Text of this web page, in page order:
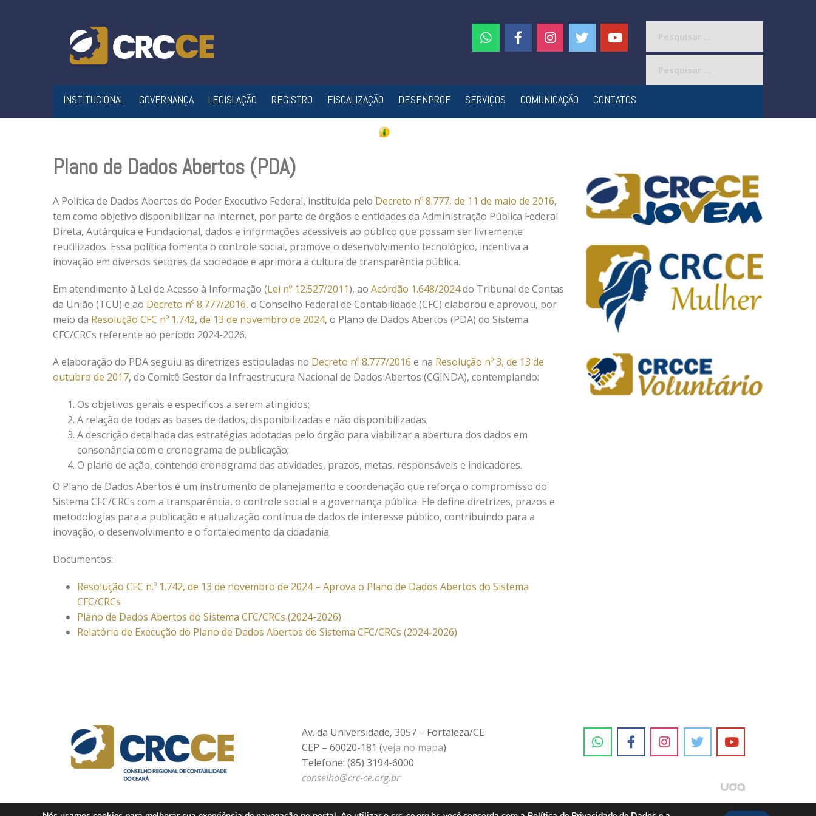
INSTITUCIONAL GOVERNANÇA LEGISLAÇÃO REGISTRO FISCALIZAÇÃO DESENPROF SERVIÇOS COMUNICAÇÃO CONTATOS
Plano de Dados Abertos (PDA)
A Política de Dados Abertos do Poder Executivo Federal, instituída pelo Decreto nº 8.777, de 11 de maio de 2016,
tem como objetivo disponibilizar na internet, por parte de órgãos e entidades da Administração Pública Federal
Direta, Autárquica e Fundacional, dados e informações acessíveis ao público que possam ser livremente
reutilizados. Essa política fomenta o controle social, promove o desenvolvimento tecnológico, incentiva a
inovação em diversos setores da sociedade e aprimora a cultura de transparência pública.
Em atendimento à Lei de Acesso à Informação (Lei nº 12.527/2011), ao Acórdão 1.648/2024do Tribunal de Contas
da União (TCU) e ao Decreto nº 8.777/2016, o Conselho Federal de Contabilidade (CFC) elaborou e aprovou, por
meio da Resolução CFC nº 1.742, de 13 de novembro de 2024, o Plano de Dados Abertos (PDA) do Sistema
CFC/CRCs referente ao período 2024-2026.
A elaboração do PDA seguiu as diretrizes estipuladas no Decreto nº 8.777/2016 e na Resolução nº 3, de 13 de
outubro de 2017, do Comitê Gestor da Infraestrutura Nacional de Dados Abertos (CGINDA), contemplando:
Os objetivos gerais e específicos a serem atingidos;
A relação de todas as bases de dados, disponibilizadas e não disponibilizadas;
A descrição detalhada das estratégias adotadas pelo órgão para viabilizar a abertura dos dados em
consonância com o cronograma de publicação;
O plano de ação, contendo cronograma das atividades, prazos, metas, responsáveis e indicadores.
O Plano de Dados Abertos é um instrumento de planejamento e coordenação que reforça o compromisso do
Sistema CFC/CRCs com a transparência, o controle social e a governança pública. Ele define diretrizes, prazos e
metodologias para a publicação e atualização contínua de dados de interesse público, contribuindo para a
inovação, o desenvolvimento e o fortalecimento da cidadania.
Documentos:
Resolução CFC n.º 1.742, de 13 de novembro de 2024 – Aprova o Plano de Dados Abertos do Sistema
CFC/CRCs
Plano de Dados Abertos do Sistema CFC/CRCs (2024-2026)
Relatório de Execução do Plano de Dados Abertos do Sistema CFC/CRCs (2024-2026)
Av. da Universidade, 3057 – Fortaleza/CE
CEP – 60020-181 (veja no mapa)
Telefone: (85) 3194-6000
conselho@crc-ce.org.br